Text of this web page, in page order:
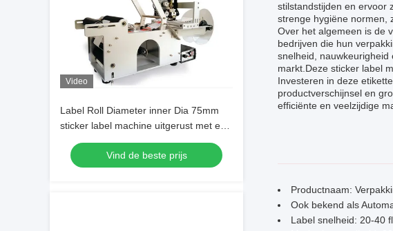
Video
Label Roll Diameter inner Dia 75mm
sticker label machine uitgerust met een
hoge nauwkeurigheid technologie om
het labelen en de snelheid te
verbeteren
Vind de beste prijs
stilstandstijden en ervoor
strenge hygiëne normen,
Over het algemeen is de
bedrijven die hun
snelheid,
markt.Deze sticker label
Investeren in deze
productverschijnsel en
efficiënte en veelzijdige
Productnaam:
Ook bekend als
Label snelheid: 20-40